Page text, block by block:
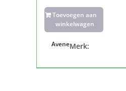
Toevoegen aan
winkelwagen
Merk:
Avene